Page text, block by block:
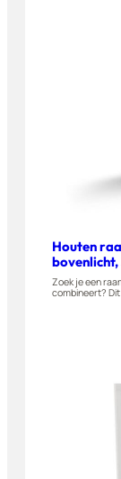
Houten
bovenlicht,
Zoek je een
combineert?